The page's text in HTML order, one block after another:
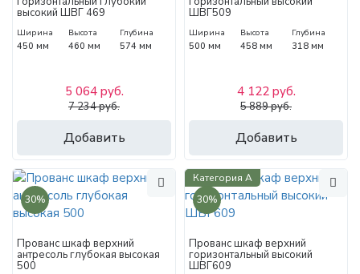
высокий ШВГ 469
Ширина
450 мм
Высота
460 мм
Глубина
574 мм
Добавить
5 064 руб.
7 234 руб.
ШВГ509
Ширина
500 мм
Высота
458 мм
Глубина
318 мм
Добавить
4 122 руб.
5 889 руб.
30%
Прованс шкаф верхний
антресоль глубокая высокая
500
Категория А
30%
Прованс шкаф верхний
горизонтальный высокий
ШВГ609